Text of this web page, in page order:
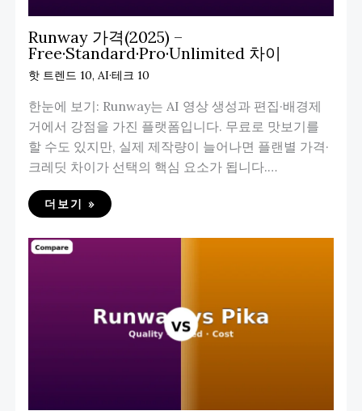
Runway 가격(2025) –
Free·Standard·Pro·Unlimited 차이
핫 트렌드 10, AI·테크 10
한눈에 보기: Runway는 AI 영상 생성과 편집·배경제
거에서 강점을 가진 플랫폼입니다. 무료로 맛보기를
할 수도 있지만, 실제 제작량이 늘어나면 플랜별 가격·
크레딧 차이가 선택의 핵심 요소가 됩니다.…
더보기 »